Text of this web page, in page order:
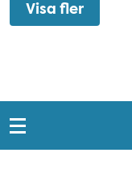
Visa fler
Snabblänkar